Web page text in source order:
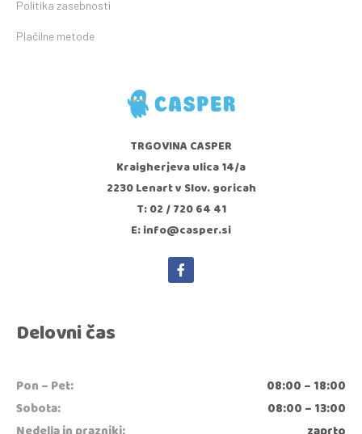
Politika zasebnosti
Plačilne metode
TRGOVINA CASPER
Kraigherjeva ulica 14/a
2230 Lenart v Slov. goricah
T: 02 / 720 64 41
E: info@casper.si
Delovni čas
Pon – Pet:
08:00 – 18:00
Sobota:
08:00 – 13:00